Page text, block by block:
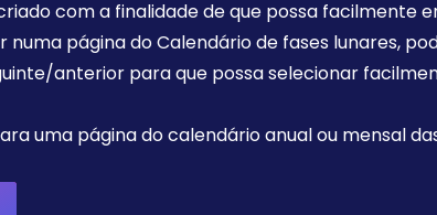
com a finalidade de que possa
página do Calendário de fases lunares,
anterior para que possa selecionar
uma página do calendário anual ou mensal